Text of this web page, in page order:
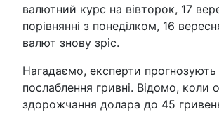
валютний курс на вівторок, 17
порівнянні з понеділком, 16
валют знову зріс.
Нагадаємо, експерти прогнозують
послаблення гривні. Відомо, коли
здорожчання долара до 45